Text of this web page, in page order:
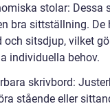
stolar:
bra sittställning.
och sitsdjup, vilket
individuella behov.
skrivbord:
stående eller